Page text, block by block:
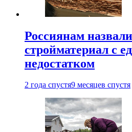
Россиянам
стройматериал с
недостатком
2 года спустя9 месяцев спустя